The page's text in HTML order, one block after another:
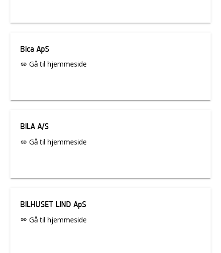
Bica ApS
link Gå til hjemmeside
BILA A/S
link Gå til hjemmeside
BILHUSET LIND ApS
link Gå til hjemmeside